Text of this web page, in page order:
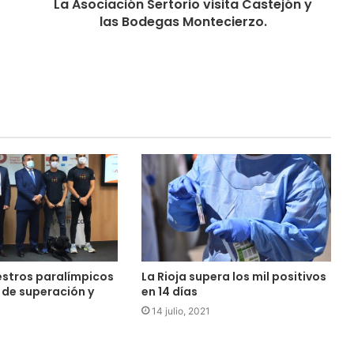
La Asociación Sertorio visita Castejón y
las Bodegas Montecierzo.
paralímpicos
superación y
La Rioja supera los mil positivos
en 14 días
14 julio, 2021